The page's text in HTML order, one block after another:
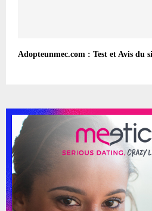
Adopteunmec.com : Test et Avis du